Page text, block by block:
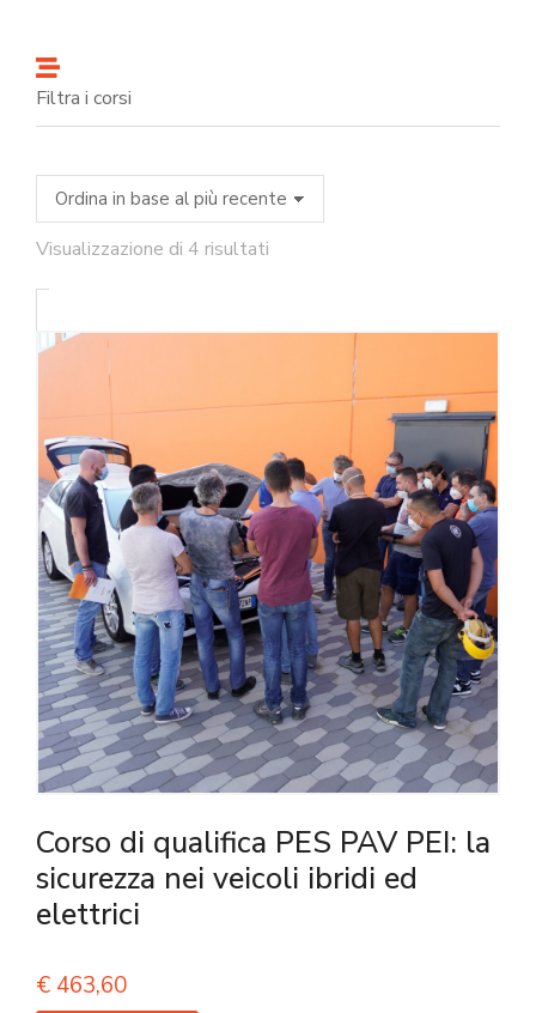
Filtra i corsi
Visualizzazione di 4 risultati
Corso di qualifica PES PAV PEI: la
sicurezza nei veicoli ibridi ed
elettrici
€ 463,60